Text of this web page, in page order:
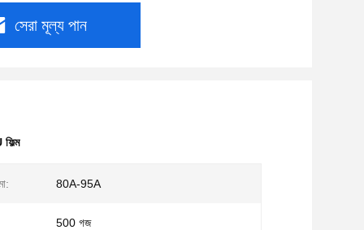
সেরা মূল্য পান
80A-95A
500 গজ